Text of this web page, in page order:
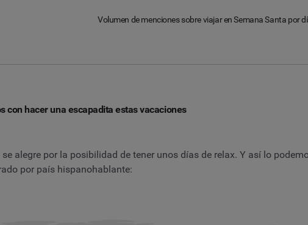
Volumen de menciones sobre viajar en Semana Santa por
con hacer una escapadita estas vacaciones
alegre por la posibilidad de tener unos días de relax. Y así lo
por país hispanohablante: